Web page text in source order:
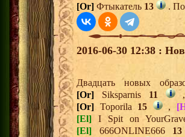
[Or] Фтыкатель 13 .
2016-06-30 12:38 :
Двадцать новых
[Or]
Siksparnis 11
[Or] Toporila 15 ,
[El]
I Spit on
[El]
666ONLINE666 13